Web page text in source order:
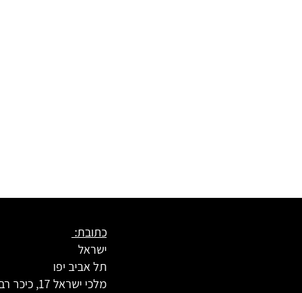
כתובת:
ישראל
תל אביב יפו
מלכי ישראל 17, כיכר רבין